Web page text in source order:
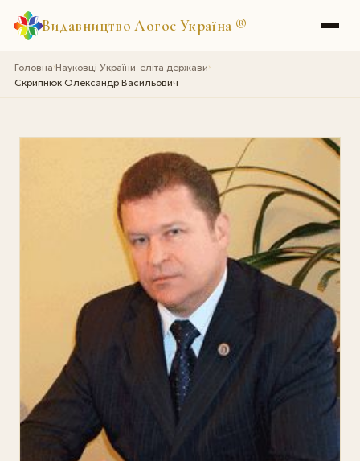
Видавництво Логос Україна ®
Головна›Науковці України-еліта держави›
Скрипнюк Олександр Васильович